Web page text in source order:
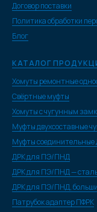
Договор поставки
Политика обработки
Блог
КАТАЛОГ
Хомуты ремонтные
Свёртные муфты
Хомуты с чугунным
Муфты двухсоставные
Муфты соединительные
ДРК для ПЭ/ПНД
ДРК для ПЭ/ПНД —
ДРК для ПЭ/ПНД,
Патрубок адаптер ПФРК